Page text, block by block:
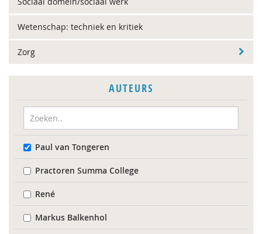
Wetenschap: techniek en kritiek
Zorg
AUTEURS
Paul van Tongeren
Practoren Summa College
René
Markus Balkenhol